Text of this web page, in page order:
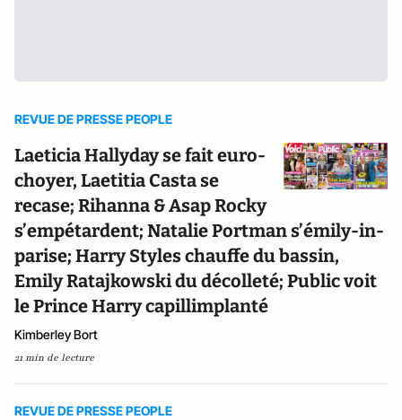
REVUE DE PRESSE PEOPLE
Laeticia Hallyday se fait euro-
choyer, Laetitia Casta se
recase; Rihanna & Asap Rocky
s’empétardent; Natalie Portman s’émily-in-
parise; Harry Styles chauffe du bassin,
Emily Ratajkowski du décolleté; Public voit
le Prince Harry capillimplanté
Kimberley Bort
21 min de lecture
REVUE DE PRESSE PEOPLE